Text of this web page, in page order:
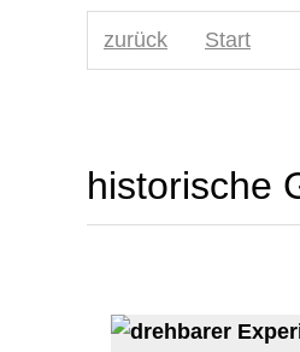
zurück Start
historische